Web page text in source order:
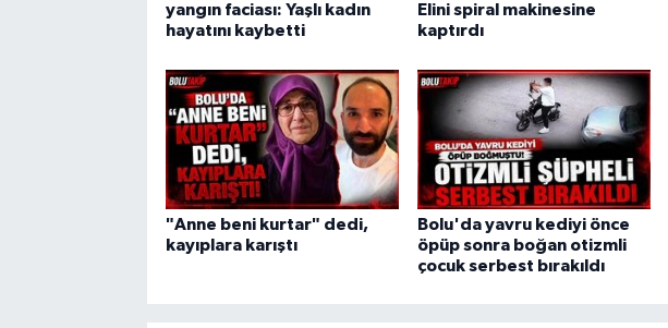
yangın faciası: Yaşlı kadın
hayatını kaybetti
Elini spiral makinesine
kaptırdı
"Anne beni kurtar" dedi,
kayıplara karıştı
Bolu'da yavru kediyi önce
öpüp sonra boğan otizmli
çocuk serbest bırakıldı